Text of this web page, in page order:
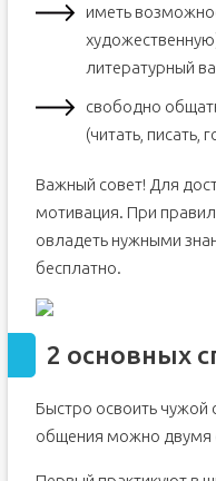
иметь
литературный
свободно
(читать, писать,
Важный совет! Для
мотивация. При
овладеть нужными
бесплатно.
2 основных
Быстро освоить чужой
общения можно двумя